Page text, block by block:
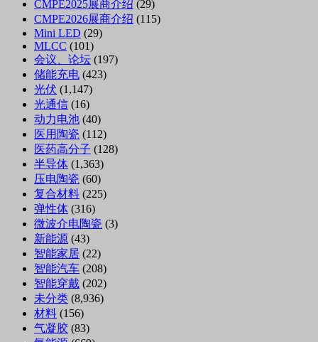
CMPE2025展商介绍 (29)
CMPE2026展商介绍 (115)
Mini LED (29)
MLCC (101)
会议、论坛 (197)
储能充电 (423)
光伏 (1,147)
光通信 (16)
动力电池 (40)
医用陶瓷 (112)
医药高分子 (128)
半导体 (1,363)
压电陶瓷 (60)
复合材料 (225)
弹性体 (316)
微波介电陶瓷 (3)
新能源 (43)
智能家居 (22)
智能汽车 (208)
智能穿戴 (202)
未分类 (8,936)
材料 (156)
气凝胶 (83)